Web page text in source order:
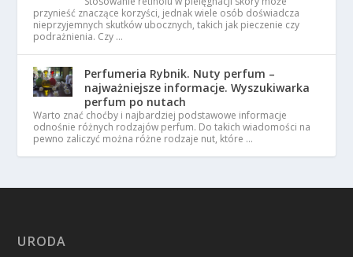
przynieść znaczące korzyści, jednak wiele osób doświadcza
nieprzyjemnych skutków ubocznych, takich jak pieczenie czy
podrażnienia. Czy …
Perfumeria Rybnik. Nuty perfum –
najważniejsze informacje. Wyszukiwarka
perfum po nutach
Warto znać choćby i najbardziej podstawowe informacje
odnośnie różnych rodzajów perfum. Do takich wiadomości na
pewno zaliczyć można różne rodzaje nut, które …
URODA